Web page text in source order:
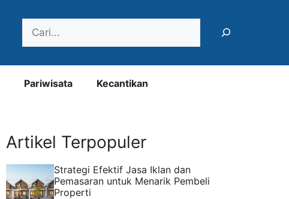
Pariwisata Kecantikan
Artikel Terpopuler
Strategi Efektif Jasa Iklan dan
Pemasaran untuk Menarik Pembeli
Properti